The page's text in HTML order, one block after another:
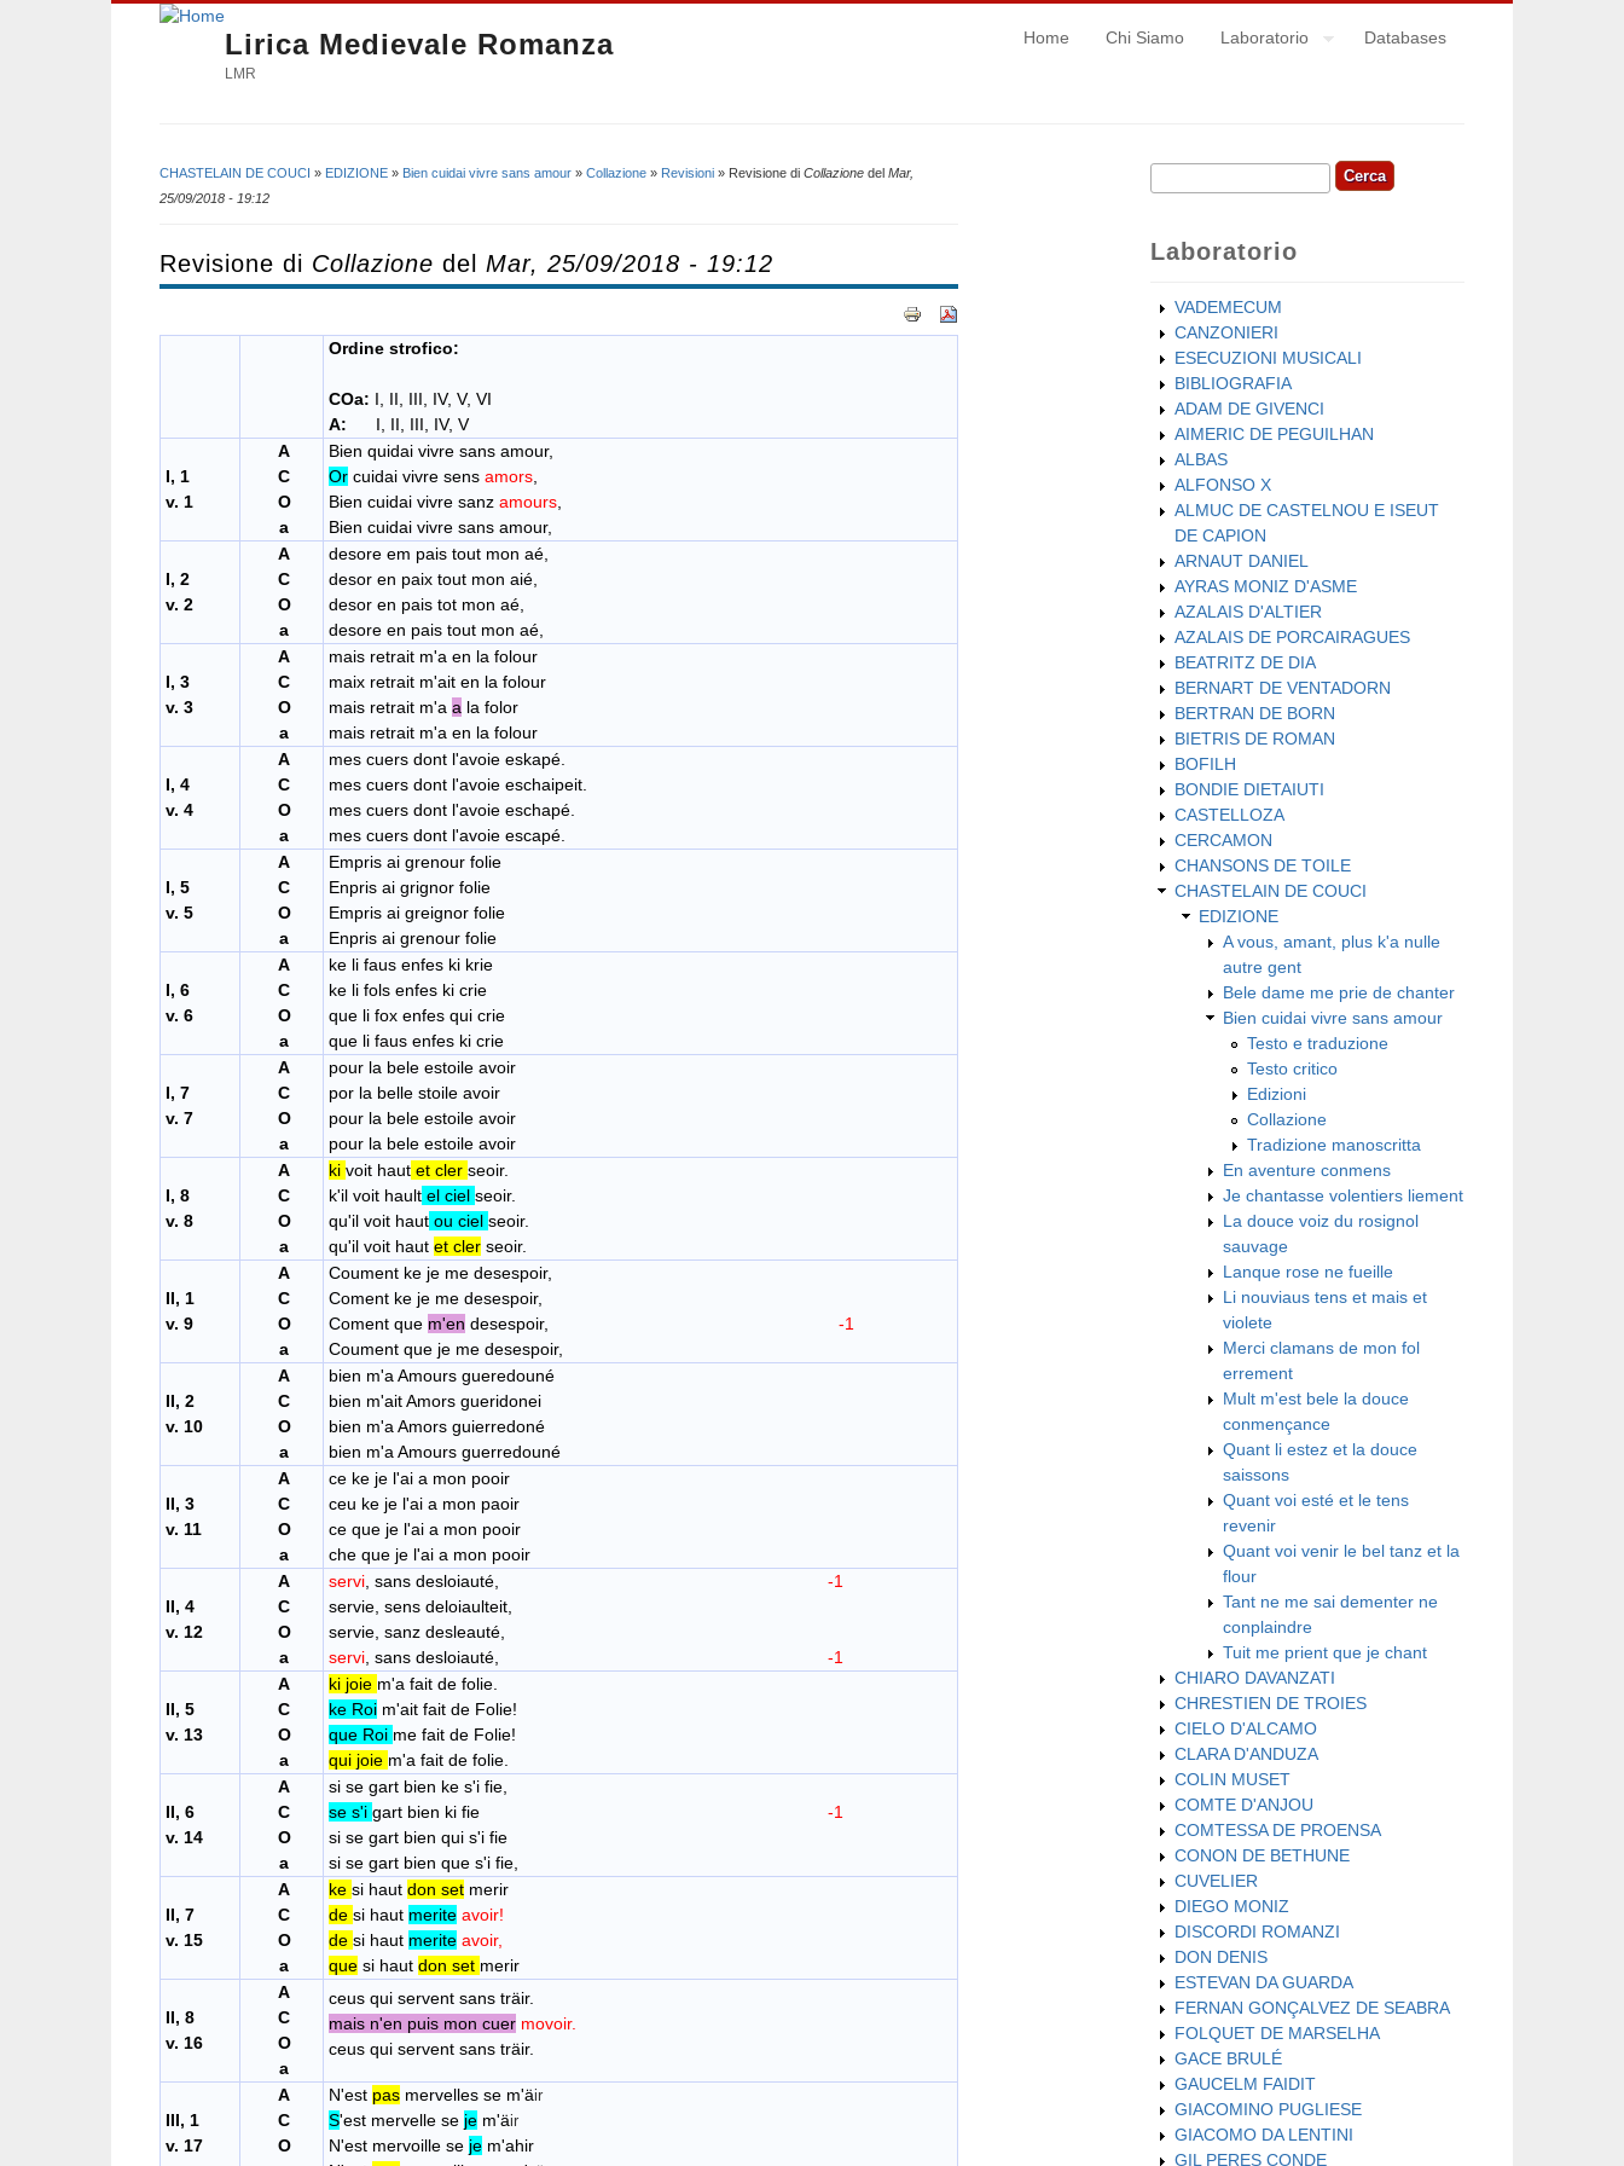
Lirica Medievale Romanza
LMR
Home Chi Siamo Laboratorio Databases
Tu sei qui
CHASTELAIN DE COUCI » EDIZIONE » Bien cuidai vivre sans amour » Collazione » Revisioni » Revisione di Collazione del Mar,
25/09/2018 - 19:12
Revisione di Collazione del Mar, 25/09/2018 - 19:12
Ordine strofico:
COa: I, II, III, IV, V, VI
A: I, II, III, IV, V
I, 1
v. 1
A
C
O
a
Bien quidai vivre sans amour,
Or cuidai vivre sens amors
Bien cuidai vivre sanz amours
Bien cuidai vivre sans amour,
I, 2
v. 2
A
C
O
a
desore em pais tout mon aé,
desor en paix tout mon aié,
desor en pais tot mon aé,
desore en pais tout mon aé,
I, 3
v. 3
A
C
O
a
mais retrait m'a en la folour
maix retrait m'ait en la folour
mais retrait m'a a la folor
mais retrait m'a en la folour
I, 4
v. 4
A
C
O
a
mes cuers dont l'avoie eskapé.
mes cuers dont l'avoie eschaipeit.
mes cuers dont l'avoie eschapé.
mes cuers dont l'avoie escapé.
I, 5
v. 5
A
C
O
a
Empris ai grenour folie
Enpris ai grignor folie
Empris ai greignor folie
Enpris ai grenour folie
I, 6
v. 6
A
C
O
a
ke li faus enfes ki krie
ke li fols enfes ki crie
que li fox enfes qui crie
que li faus enfes ki crie
I, 7
v. 7
A
C
O
a
pour la bele estoile avoir
por la belle stoile avoir
pour la bele estoile avoir
pour la bele estoile avoir
I, 8
v. 8
A
C
O
a
ki voit haut et cler seoir.
k'il voit hault el ciel seoir.
qu'il voit haut ou ciel seoir.
qu'il voit haut et cler seoir.
II, 1
v. 9
A
C
O
a
Coument ke je me desespoir,
Coment ke je me desespoir,
Coment que m'en desespoir, -1
Coument que je me desespoir,
II, 2
v. 10
A
C
O
a
bien m'a Amours gueredouné
bien m'ait Amors gueridonei
bien m'a Amors guierredoné
bien m'a Amours guerredouné
II, 3
v. 11
A
C
O
a
ce ke je l'ai a mon pooir
ceu ke je l'ai a mon paoir
ce que je l'ai a mon pooir
che que je l'ai a mon pooir
II, 4
v. 12
A
C
O
a
servi , sans desloiauté,
-1
servie, sens deloiaulteit,
servie, sanz desleauté,
servi , sans desloiauté, -1
II, 5
v. 13
A
C
O
a
ki joie m'a fait de folie.
ke Roi m'ait fait de Folie!
que Roi me fait de Folie!
qui joie m'a fait de folie.
II, 6
v. 14
A
C
O
a
si se gart bien ke s'i fie,
se s'i gart bien ki fie
-1
si se gart bien qui s'i fie
si se gart bien que s'i fie,
II, 7
v. 15
A
C
O
a
ke si haut don set merir
de si haut merite avoir!
de si haut merite avoir,
que si haut don set merir
II, 8
v. 16
A
C
O
a
ceus qui servent sans träir.
mais n'en puis mon cuer movoir.
ceus qui servent sans träir.
III, 1
v. 17
A
C
O
N'est pas mervelles se m'äir
S'est mervelle se je m'äir
N'est mervoille se je m'ahir
Form di ricerca
Cerca
Laboratorio
VADEMECUM
CANZONIERI
ESECUZIONI MUSICALI
BIBLIOGRAFIA
ADAM DE GIVENCI
AIMERIC DE PEGUILHAN
ALBAS
ALFONSO X
ALMUC DE CASTELNOU E ISEUT
DE CAPION
ARNAUT DANIEL
AYRAS MONIZ D'ASME
AZALAIS D'ALTIER
AZALAIS DE PORCAIRAGUES
BEATRITZ DE DIA
BERNART DE VENTADORN
BERTRAN DE BORN
BIETRIS DE ROMAN
BOFILH
BONDIE DIETAIUTI
CASTELLOZA
CERCAMON
CHANSONS DE TOILE
CHASTELAIN DE COUCI
EDIZIONE
A vous, amant, plus k'a nulle
autre gent
Bele dame me prie de chanter
Bien cuidai vivre sans amour
Testo e traduzione
Testo critico
Edizioni
Collazione
Tradizione manoscritta
En aventure conmens
Je chantasse volentiers liement
La douce voiz du rosignol
sauvage
Lanque rose ne fueille
Li nouviaus tens et mais et
violete
Merci clamans de mon fol
errement
Mult m'est bele la douce
conmençance
Quant li estez et la douce
saissons
Quant voi esté et le tens
revenir
Quant voi venir le bel tanz et la
flour
Tant ne me sai dementer ne
conplaindre
Tuit me prient que je chant
CHIARO DAVANZATI
CHRESTIEN DE TROIES
CIELO D'ALCAMO
CLARA D'ANDUZA
COLIN MUSET
COMTE D'ANJOU
COMTESSA DE PROENSA
CONON DE BETHUNE
CUVELIER
DIEGO MONIZ
DISCORDI ROMANZI
DON DENIS
ESTEVAN DA GUARDA
FERNAN GONÇALVEZ DE SEABRA
FOLQUET DE MARSELHA
GACE BRULÉ
GAUCELM FAIDIT
GIACOMINO PUGLIESE
GIACOMO DA LENTINI
GIL PERES CONDE